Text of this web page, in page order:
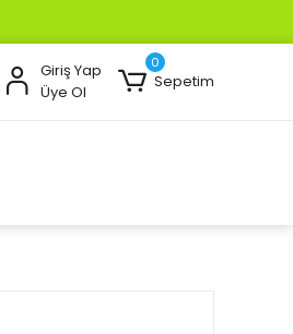
Giriş Yap
Üye Ol
0
Sepetim